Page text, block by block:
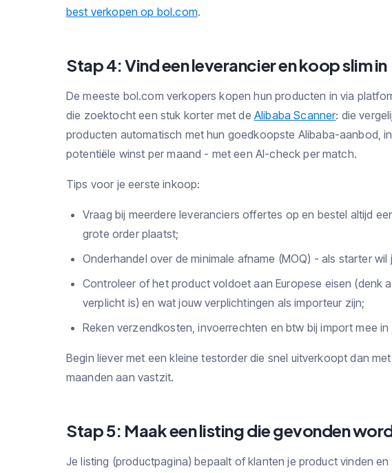
best verkopen op bol.com.
Stap 4: Vind een leverancier en koop slim in
De meeste bol.com verkopers kopen hun producten in via
die zoektocht een stuk korter met de Alibaba Scanner: die
producten automatisch met hun goedkoopste Alibaba-aanbod,
potentiële winst per maand - met een AI-check per match.
Tips voor je eerste inkoop:
Vraag bij meerdere leveranciers offertes op en bestel altijd
grote order plaatst;
Onderhandel over de minimale afname (MOQ) - als starter wil
Controleer of het product voldoet aan Europese eisen (denk
verplicht is) en wat jouw verplichtingen als importeur zijn;
Reken verzendkosten, invoerrechten en btw bij import mee in
Begin liever met een kleine testorder die snel uitverkoopt dan
maanden aan vastzit.
Stap 5: Maak een listing die gevonden
Je listing (productpagina) bepaalt of klanten je product vinden